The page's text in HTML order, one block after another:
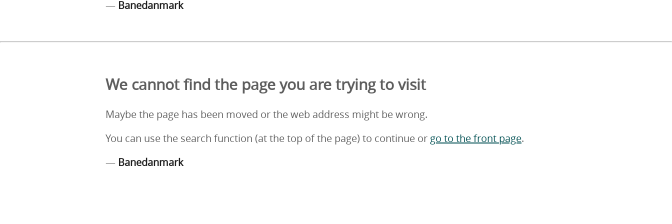
— Banedanmark
We cannot find the page you are trying to visit
Maybe the page has been moved or the web address might be wrong.
You can use the search function (at the top of the page) to continue or go to the front page.
— Banedanmark